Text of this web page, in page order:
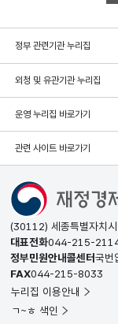
정부 관련기관 누리집
외청 및 유관기관 누리집
운영 누리집 바로가기
관련 사이트 바로가기
(30112) 세종특별자치
대표전화044-215-
정부민원안내콜센터국번
FAX044-215-8033
누리집 이용안내
ㄱ~ㅎ 색인